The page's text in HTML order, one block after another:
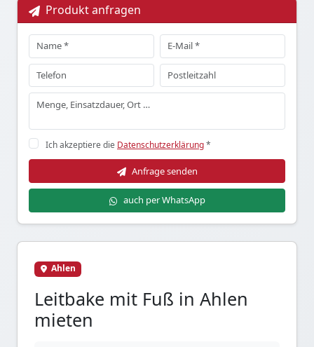
Produkt anfragen
Ich akzeptiere die Datenschutzerklärung*
Anfrage senden
auch per WhatsApp
Ahlen
Leitbake mit Fuß in Ahlen
mieten